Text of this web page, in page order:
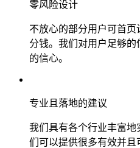
零风险设计
不放心的部分用户可首
分钱。我们对用户足够
的信心。
专业且落地的建议
我们具有各个行业丰富
们可以提供很多有效并